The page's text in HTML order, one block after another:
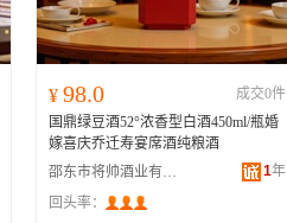
¥ 98.0
成交0件
国鼎绿豆酒52°浓香型白酒450ml/瓶婚
嫁喜庆乔迁寿宴席酒纯粮酒
邵东市将帅酒业有限公司
1年
回头率：